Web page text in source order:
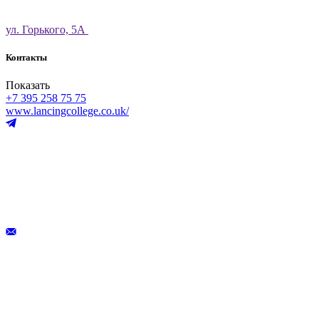
ул. Горького, 5А
Контакты
Показать
+7 395 258 75 75
www.lancingcollege.co.uk/